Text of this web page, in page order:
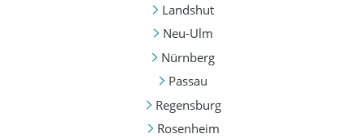
Landshut
Neu-Ulm
Nürnberg
Passau
Regensburg
Rosenheim